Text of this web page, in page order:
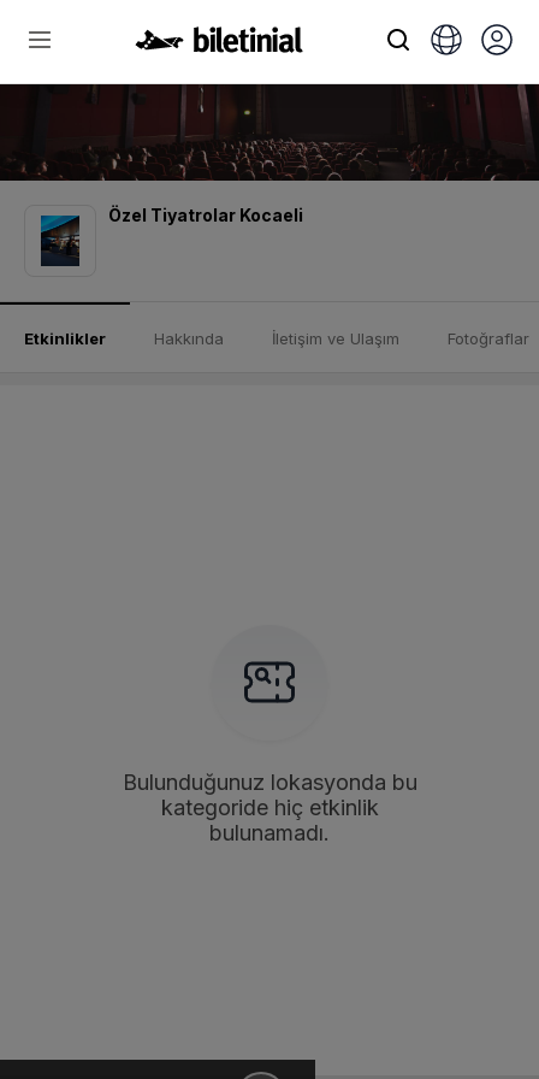
Özel Tiyatrolar Kocaeli
Etkinlikler Hakkında İletişim ve Ulaşım Fotoğraflar
Bulunduğunuz lokasyonda bu
kategoride hiç etkinlik
bulunamadı.